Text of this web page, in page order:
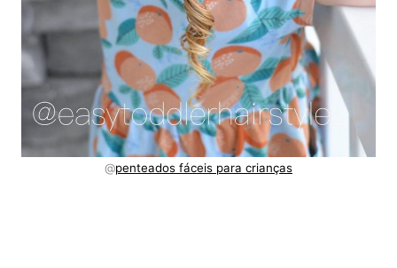
@penteados fáceis para crianças